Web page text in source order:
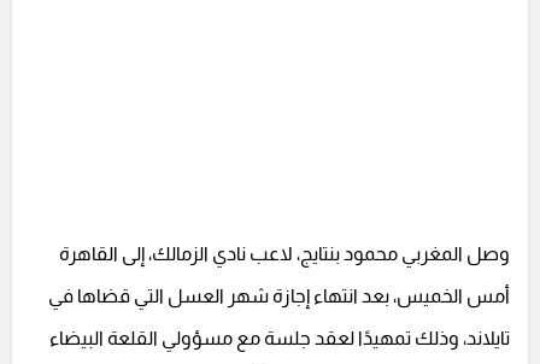
وصل المغربي محمود بنتايج، لاعب نادي الزمالك، إلى القاهرة
أمس الخميس، بعد انتهاء إجازة شهر العسل التي قضاها في
تايلاند، وذلك تمهيدًا لعقد جلسة مع مسؤولي القلعة البيضاء